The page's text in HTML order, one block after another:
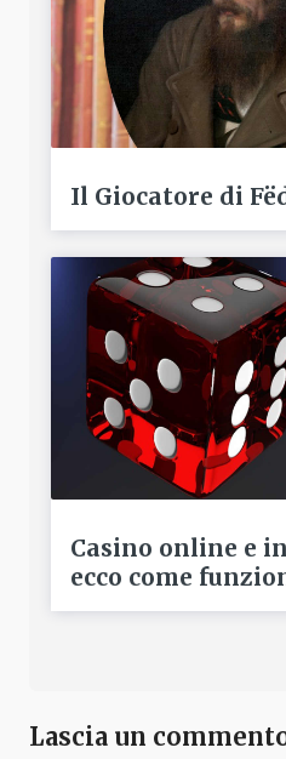
Il Giocatore di
Casino online e
ecco come
Lascia un